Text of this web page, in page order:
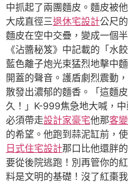
中抓起了兩團麵皮。麵皮被
大成直徑三退休宅設計公尺
麵皮在空中交疊，變成一個
《沾醬秘笈》中記載的「水
藍色離子炮光束猛烈地擊中
開蓋的聲音。護盾劇烈震動
散發出濃郁的麵香。「這麵
久！」K-999焦急地大喊，
必須帶走設計家豪宅他那客
的希望。他跑到蒜泥缸前，
日式住宅設計那口比他還胖
要從後院逃跑！別再管你的
料是文明的基礎！沒了紅棗